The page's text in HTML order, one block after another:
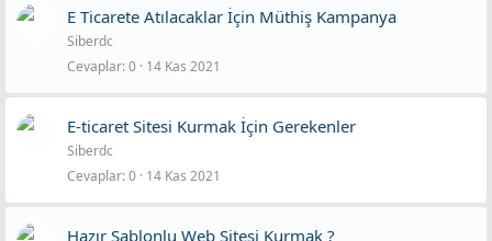
E Ticarete Atılacaklar İçin Müthiş Kampanya
Siberdc
Cevaplar 0 14 Kas 2021
E-ticaret Sitesi Kurmak İçin Gerekenler
Siberdc
Cevaplar 0 14 Kas 2021
Hazır Şablonlu Web Sitesi Kurmak ?